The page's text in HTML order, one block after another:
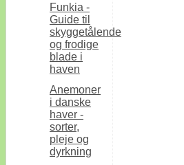
Funkia -
Guide til
skyggetålende
og frodige
blade i
haven
Anemoner
i danske
haver -
sorter,
pleje og
dyrkning